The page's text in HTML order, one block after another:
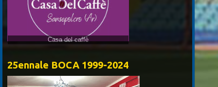
Casa del caffè
25ennale BOCA 1999-2024